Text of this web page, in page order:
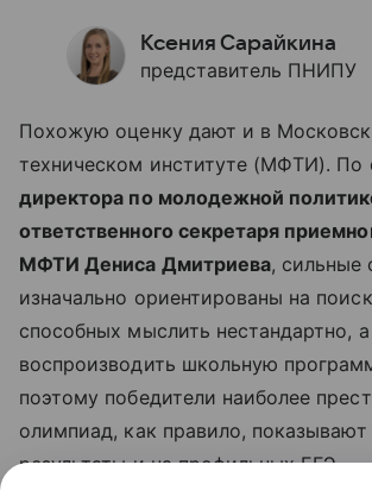
Ксения Сарайкина
представитель ПНИПУ
Похожую оценку дают и в
техническом институте (МФТИ). По
директора по молодежной
ответственного секретаря
МФТИ Дениса Дмитриева, сильные
изначально ориентированы на
способных мыслить нестандартно,
воспроизводить школьную
поэтому победители наиболее
олимпиад, как правило,
результаты и на профильных ЕГЭ.